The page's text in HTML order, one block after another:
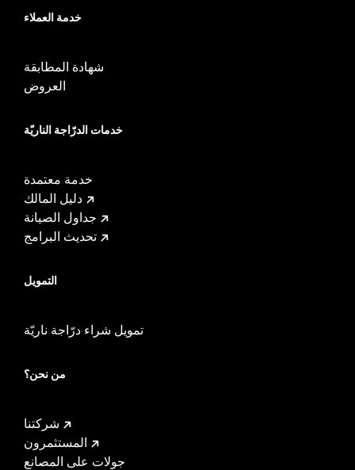
CERTIFICATION:
خدمة العملاء
شهادة المطابقة
العروض
خدمات الدرّاجة الناريّة
خدمة معتمدة
دليل المالك
جداول الصيانة
تحديث البرامج
التمويل
تمويل شراء درّاجة ناريّة
من نحن؟
شركتنا
المستثمرون
جولات على المصانع